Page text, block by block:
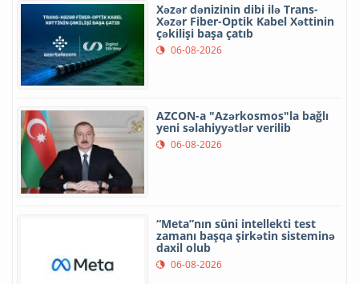
Xəzər dənizinin dibi ilə Trans-
Xəzər Fiber-Optik Kabel Xəttinin
çəkilişi başa çatıb
06-08-2026
AZCON-a "Azərkosmos"la bağlı
yeni səlahiyyətlər verilib
06-08-2026
“Meta”nın süni intellekti test
zamanı başqa şirkətin sisteminə
daxil olub
06-08-2026